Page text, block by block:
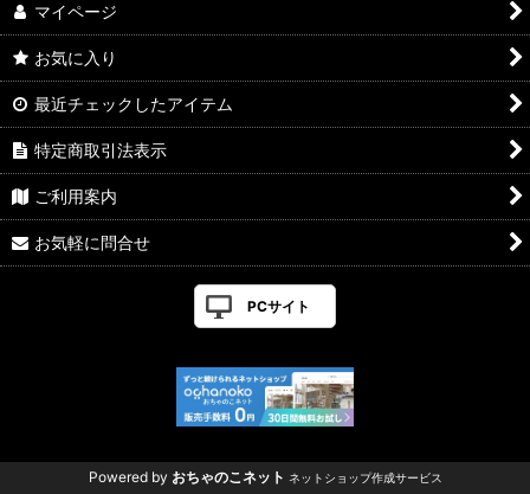
マイページ
お気に入り
最近チェックしたアイテム
特定商取引法表示
ご利用案内
お気軽に問合せ
PCサイト
Powered by おちゃのこネット ネットショップ作成サービス